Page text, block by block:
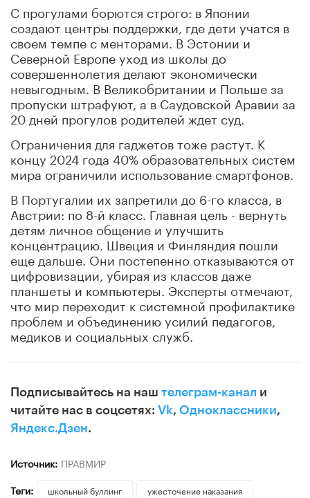
С прогулами борются строго: в Японии
создают центры поддержки, где дети учатся в
своем темпе с менторами. В Эстонии и
Северной Европе уход из школы до
совершеннолетия делают экономически
невыгодным. В Великобритании и Польше за
пропуски штрафуют, а в Саудовской Аравии за
20 дней прогулов родителей ждет суд.
Ограничения для гаджетов тоже растут. К
концу 2024 года 40% образовательных систем
мира ограничили использование смартфонов.
В Португалии их запретили до 6-го класса, в
Австрии: по 8-й класс. Главная цель - вернуть
детям личное общение и улучшить
концентрацию. Швеция и Финляндия пошли
еще дальше. Они постепенно отказываются от
цифровизации, убирая из классов даже
планшеты и компьютеры. Эксперты отмечают,
что мир переходит к системной профилактике
проблем и объединению усилий педагогов,
медиков и социальных служб.
Подписывайтесь на наш телеграм-канал и
читайте нас в соцсетях: Vk, Одноклассники,
Яндекс.Дзен.
Источник: ПРАВМИР
Теги:
школьный буллинг
ужесточение наказания